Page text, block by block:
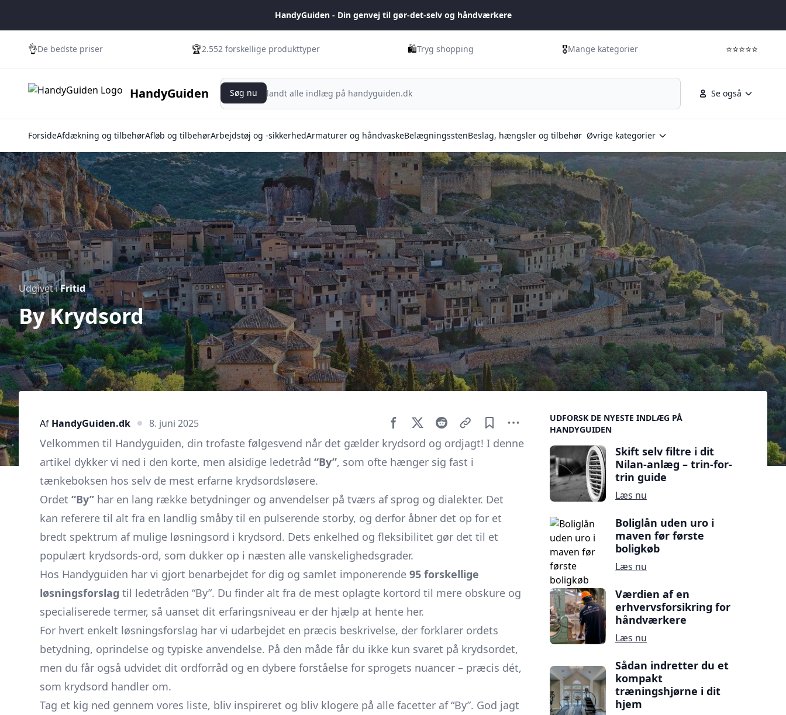
HandyGuiden - Din genvej til gør-det-selv og håndværkere
👌De bedste priser 🏆2.552 forskellige produkttyper 🛍️Tryg shopping 🎖️Mange kategorier ⭐⭐⭐⭐⭐
HandyGuiden Se også
Søg nu
Søg nu
ForsideAfdækning og tilbehørAfløb og tilbehørArbejdstøj og -sikkerhedArmaturer og håndvaskeBelægningsstenBeslag, hængsler og tilbehør Øvrige kategorier
Udgivet iFritid
By Krydsord
Af HandyGuiden.dk 8. juni 2025
Velkommen til Handyguiden, din trofaste følgesvend når det gælder krydsord og ordjagt! I denne
artikel dykker vi ned i den korte, men alsidige ledetråd “By”, som ofte hænger sig fast i
tænkeboksen hos selv de mest erfarne krydsordsløsere.
Ordet “By” har en lang række betydninger og anvendelser på tværs af sprog og dialekter. Det
kan referere til alt fra en landlig småby til en pulserende storby, og derfor åbner det op for et
bredt spektrum af mulige løsningsord i krydsord. Dets enkelhed og fleksibilitet gør det til et
populært krydsords-ord, som dukker op i næsten alle vanskelighedsgrader.
Hos Handyguiden har vi gjort benarbejdet for dig og samlet imponerende 95 forskellige
løsningsforslag til ledetråden “By”. Du finder alt fra de mest oplagte kortord til mere obskure og
specialiserede termer, så uanset dit erfaringsniveau er der hjælp at hente her.
For hvert enkelt løsningsforslag har vi udarbejdet en præcis beskrivelse, der forklarer ordets
betydning, oprindelse og typiske anvendelse. På den måde får du ikke kun svaret på krydsordet,
men du får også udvidet dit ordforråd og en dybere forståelse for sprogets nuancer – præcis dét,
som krydsord handler om.
Tag et kig ned gennem vores liste, bliv inspireret og bliv klogere på alle facetter af “By”. God jagt
Sidebar
UDFORSK DE NYESTE INDLÆG PÅ
HANDYGUIDEN
Skift selv filtre i dit
Nilan-anlæg – trin-for-
trin guide
Læs nu
Boliglån uden uro i
maven før første
boligkøb
Læs nu
Værdien af en
erhvervsforsikring for
håndværkere
Læs nu
Sådan indretter du et
kompakt
træningshjørne i dit
hjem